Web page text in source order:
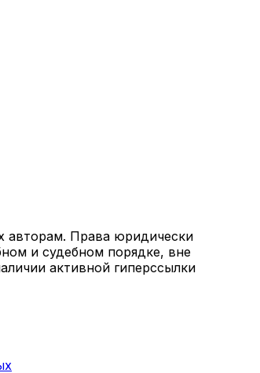
авторам. Права юридически
и судебном порядке, вне
активной гиперссылки